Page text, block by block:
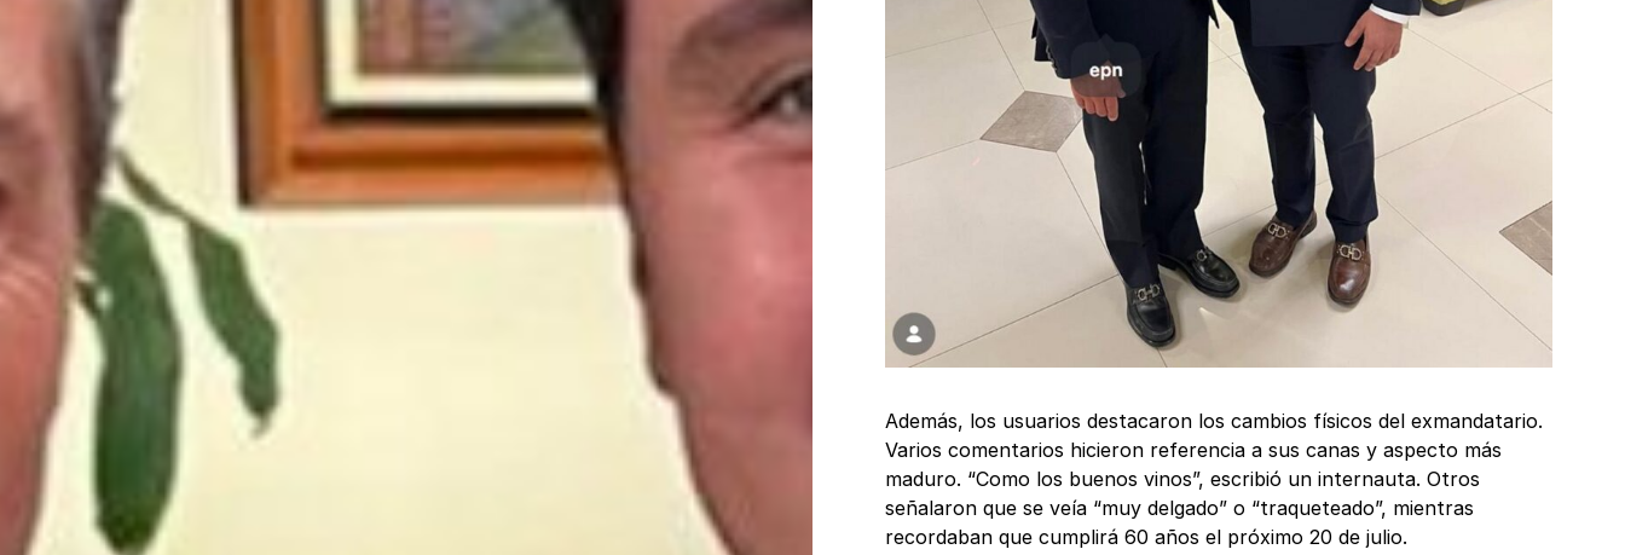
Además, los usuarios destacaron los cambios físicos del exmandatario.
Varios comentarios hicieron referencia a sus canas y aspecto más
maduro. “Como los buenos vinos”, escribió un internauta. Otros
señalaron que se veía “muy delgado” o “traqueteado”, mientras
recordaban que cumplirá 60 años el próximo 20 de julio.